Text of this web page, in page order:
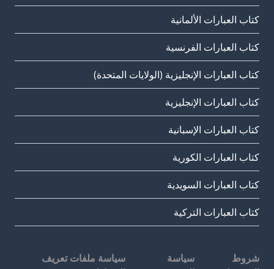
كتاب العبارات الألمانية
كتاب العبارات الفرنسية
كتاب العبارات الإنجليزية (الولايات المتحدة)
كتاب العبارات الإنجليزية
كتاب العبارات الإسبانية
كتاب العبارات الكورية
كتاب العبارات السويدية
كتاب العبارات التركية
شروط
سياسة
سياسة ملفات تعريف